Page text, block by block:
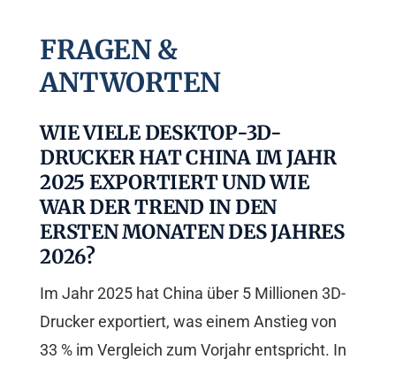
FRAGEN &
ANTWORTEN
WIE VIELE DESKTOP-3D-
DRUCKER HAT CHINA IM JAHR
2025 EXPORTIERT UND WIE
WAR DER TREND IN DEN
ERSTEN MONATEN DES JAHRES
2026?
Im Jahr 2025 hat China über 5 Millionen 3D-
Drucker exportiert, was einem Anstieg von
33 % im Vergleich zum Vorjahr entspricht. In